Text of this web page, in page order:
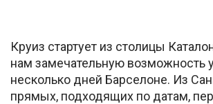
Круиз стартует из столицы
нам замечательную возможность
несколько дней Барселоне. Из
прямых, подходящих по датам,